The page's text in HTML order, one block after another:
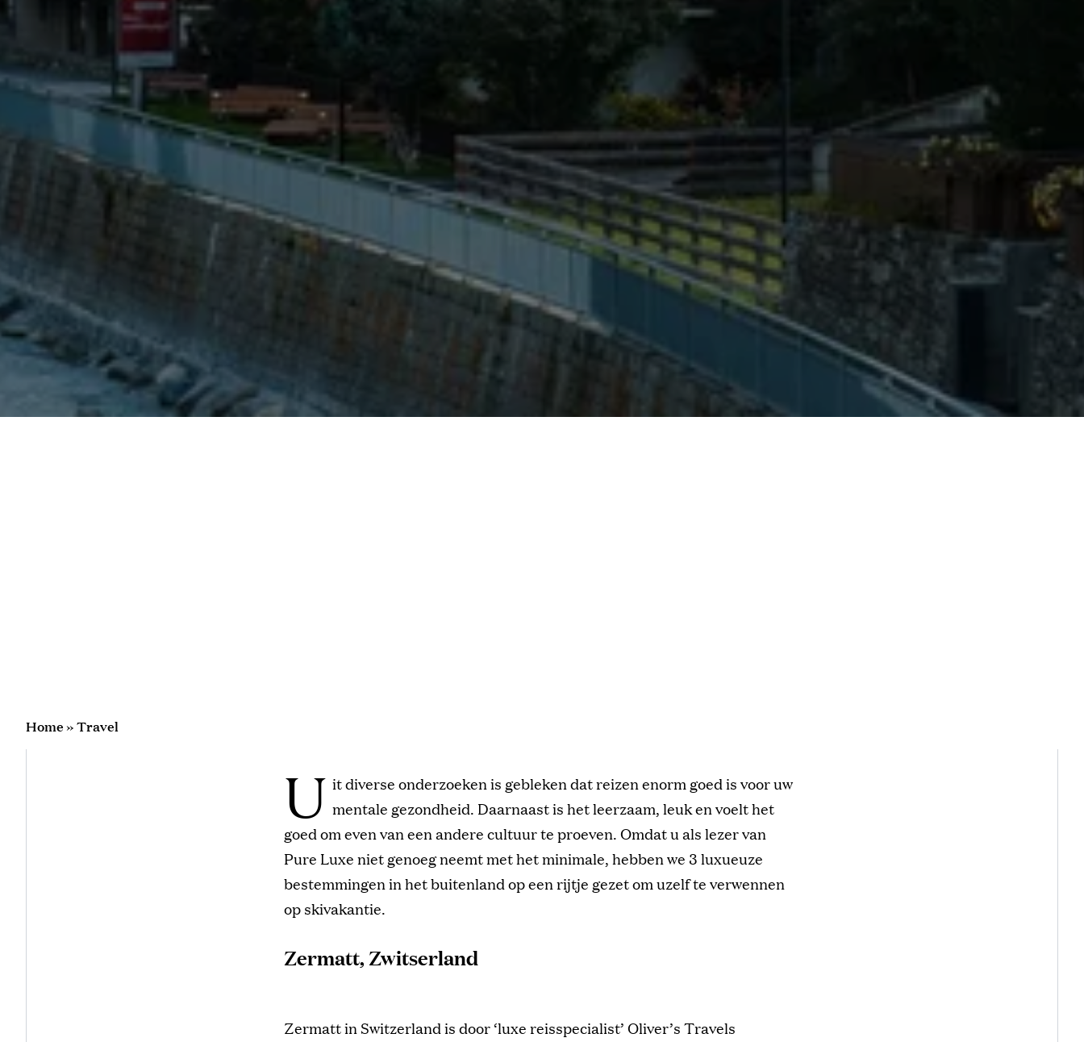
Home»Travel
U it diverse onderzoeken is gebleken dat reizen enorm goed is voor uw
mentale gezondheid. Daarnaast is het leerzaam, leuk en voelt het
goed om even van een andere cultuur te proeven. Omdat u als lezer van
Pure Luxe niet genoeg neemt met het minimale, hebben we 3 luxueuze
bestemmingen in het buitenland op een rijtje gezet om uzelf te verwennen
op skivakantie.
Zermatt, Zwitserland
Zermatt in Switzerland is door ‘luxe reisspecialist’ Oliver’s Travels